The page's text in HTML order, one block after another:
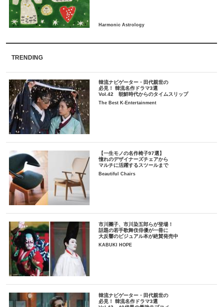
TRENDING
韓流ナビゲーター・田代親世の
必見！ 韓流名作ドラマ3選
Vol.42 朝鮮時代からのタイムスリップ
The Best K-Entertainment
【一生モノの名作椅子97選】
憧れのデザイナーズチェアから
マルチに活躍するスツールまで
Beautiful Chairs
市川團子、市川染五郎らが登場！
話題の若手歌舞伎俳優が一冊に
大反響のビジュアル本が絶賛発売中
KABUKI HOPE
韓流ナビゲーター・田代親世の
必見！ 韓流名作ドラマ3選